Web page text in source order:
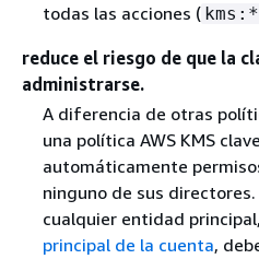
todas las acciones ( kms:*
reduce el riesgo de que la
administrarse.
A diferencia de otras
una política AWS KMS
automáticamente
ninguno de sus
cualquier entidad
principal de la cuenta,